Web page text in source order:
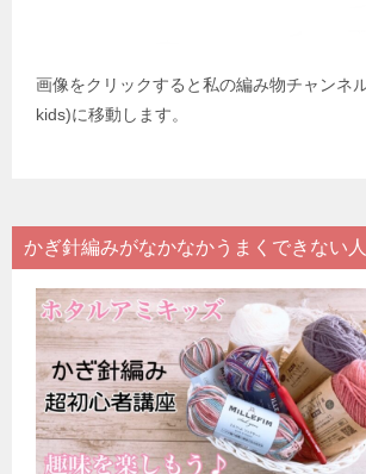
画像をクリックすると私の編み物チャンネ
kids)に移動します。
かぎ針編みがなかなかうまくできない